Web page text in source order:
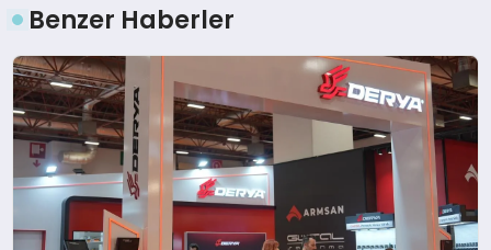
Benzer Haberler